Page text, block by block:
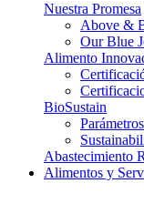
Nuestra Promesa
Above &
Our Blue
Alimento
BioSustain
Abastecimiento
Alimentos y